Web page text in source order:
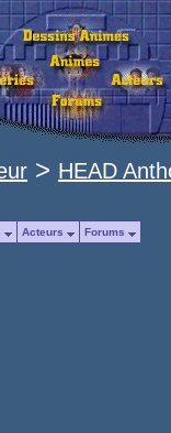
Acteurs Forums
> HEAD